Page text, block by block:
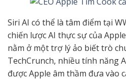
Siri AI có thể là tâm điểm tại
chiến lược AI thực sự của
nằm ở một trợ lý ảo biết trò
TechCrunch, nhiều tính năng
được Apple âm thầm đưa vào